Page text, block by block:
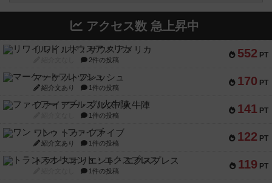
アクセス数 急上昇中
552 PT
リワイルド：サウスアメリカ
2件の投稿
170 PT
マーケットフレッシュ
紹介文あり 1件の投稿
141 PT
ファイアー・ブルズ / 火牛陣
1件の投稿
122 PT
ワン・トゥ・ファイブ
紹介文あり 1件の投稿
119 PT
トランスオリエント・エクスプレス
1件の投稿